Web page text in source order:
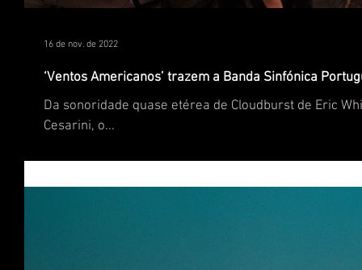
‘Ventos Americanos’ trazem a Banda Sinfónica
Da sonoridade quase etérea de Cloudburst de Eric
Cesarini, o...
16 de nov. de 2022